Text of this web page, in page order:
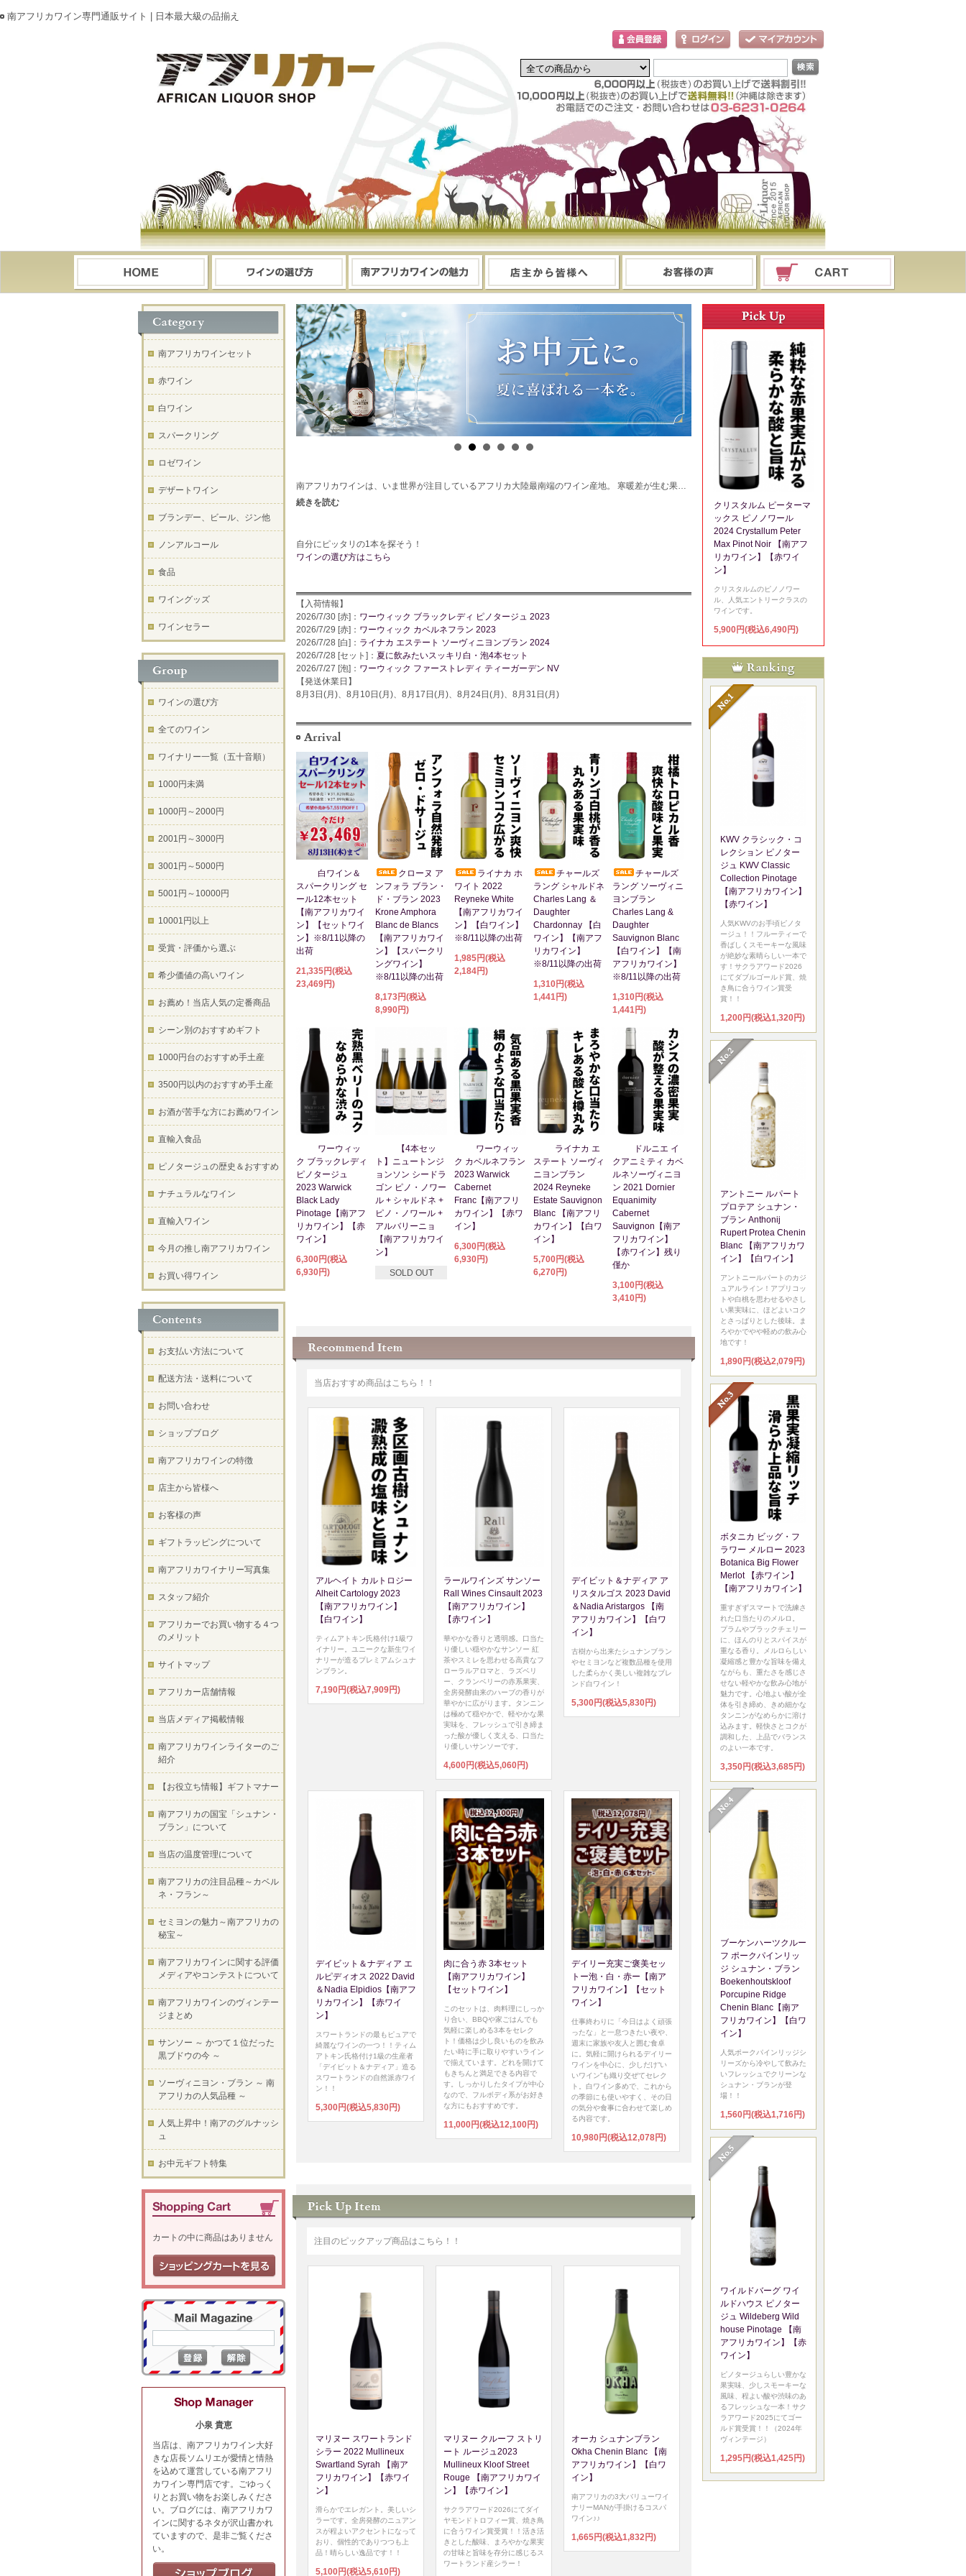
南アフリカワイン専門通販サイト | 日本最大級の品揃え
南アフリカワインは、いま世界が注目しているアフリカ大陸最南端のワイン産地。 寒暖差が生む果実
味と酸味のバランスが魅力で、フルーティーで飲みやすい味わいです！ 世界遺産の大地で育まれ、環
自分にピッタリの1本を探そう！
ワインの選び方はこちら
【入荷情報】
2026/7/30 [赤]： ワーウィック ブラックレディ ピノタージュ 2023
2026/7/29 [赤]： ワーウィック カベルネフラン 2023
2026/7/28 [白]： ライナカ エステート ソーヴィニヨンブラン 2024
2026/7/28 [セット]： 夏に飲みたいスッキリ白・泡4本セット
2026/7/27 [泡]： ワーウィック ファーストレディ ティーガーデン NV
【発送休業日】
8月3日(月)、8月10日(月)、8月17日(月)、8月24日(月)、8月31日(月)
白ワイン＆
スパークリング セ
ール12本セット
【南アフリカワイ
ン】【セットワイ
ン】※8/11以降の
出荷
21,335円(税込
23,469円)
クローヌ ア
ンフォラ ブラン・
ド・ブラン 2023
Krone Amphora
Blanc de Blancs
【南アフリカワイ
ン】【スパークリ
ングワイン】
※8/11以降の出荷
8,173円(税込
8,990円)
ライナカ ホ
ワイト 2022
Reyneke White
【南アフリカワイ
ン】【白ワイン】
※8/11以降の出荷
1,985円(税込
2,184円)
チャールズ
ラング シャルドネ
Charles Lang ＆
Daughter
Chardonnay 【白
ワイン】【南アフ
リカワイン】
※8/11以降の出荷
1,310円(税込
1,441円)
チャールズ
ラング ソーヴィニ
ヨンブラン
Charles Lang &
Daughter
Sauvignon Blanc
【白ワイン】【南
アフリカワイン】
※8/11以降の出荷
1,310円(税込
1,441円)
ワーウィッ
ク ブラックレディ
ピノタージュ
2023 Warwick
Black Lady
Pinotage【南アフ
リカワイン】【赤
ワイン】
6,300円(税込
6,930円)
【4本セッ
ト】ニュートンジ
ョンソン シードラ
ゴン ピノ・ノワー
ル + シャルドネ +
ピノ・ノワール +
アルバリーニョ
【南アフリカワイ
ン】
SOLD OUT
ワーウィッ
ク カベルネフラン
2023 Warwick
Cabernet
Franc【南アフリ
カワイン】【赤ワ
イン】
6,300円(税込
6,930円)
ライナカ エ
ステート ソーヴィ
ニヨンブラン
2024 Reyneke
Estate Sauvignon
Blanc 【南アフリ
カワイン】【白ワ
イン】
5,700円(税込
6,270円)
ドルニエ イ
クアニミティ カベ
ルネソーヴィニヨ
ン 2021 Dornier
Equanimity
Cabernet
Sauvignon【南ア
フリカワイン】
【赤ワイン】残り
僅か
3,100円(税込
3,410円)
当店おすすめ商品はこちら！！
アルヘイト カルトロジー
Alheit Cartology 2023
【南アフリカワイン】
【白ワイン】
ティムアトキン氏格付け1級ワ
イナリー。ユニークな新生ワイ
ナリーが造るプレミアムシュナ
ンブラン。
7,190円(税込7,909円)
ラールワインズ サンソー
Rall Wines Cinsault 2023
【南アフリカワイン】
【赤ワイン】
華やかな香りと透明感。口当た
り優しい穏やかなサンソー 紅
茶やスミレを思わせる高貴なフ
ローラルアロマと、ラズベリ
ー、クランベリーの赤系果実、
全房発酵由来のハーブの香りが
華やかに広がります。タンニン
は極めて穏やかで、軽やかな果
実味を、フレッシュで引き締ま
った酸が優しく支える、口当た
り優しいサンソーです。
4,600円(税込5,060円)
デイビット＆ナディア ア
リスタルゴス 2023 David
＆Nadia Aristargos 【南
アフリカワイン】【白ワ
イン】
古樹から出来たシュナンブラン
やセミヨンなど複数品種を使用
した柔らかく美しい複雑なブレ
ンド白ワイン！
5,300円(税込5,830円)
デイビット＆ナディア エ
ルピディオス 2022 David
＆Nadia Elpidios【南アフ
リカワイン】【赤ワイ
ン】
スワートランドの最もピュアで
綺麗なワインの一つ！！ティム
アトキン氏格付け1級の生産者
「デイビット＆ナディア」造る
スワートランドの自然派赤ワイ
ン！！
5,300円(税込5,830円)
肉に合う赤 3本セット
【南アフリカワイン】
【セットワイン】
このセットは、肉料理にしっか
り合い、BBQや家ごはんでも
気軽に楽しめる3本をセレク
ト！価格は少し良いものを飲み
たい時に手に取りやすいライン
で揃えています。どれを開けて
もきちんと満足できる内容で
す。しっかりしたタイプが中心
なので、フルボディ系がお好き
な方にもおすすめです。
11,000円(税込12,100円)
デイリー充実ご褒美セッ
トー泡・白・赤ー【南ア
フリカワイン】【セット
ワイン】
仕事終わりに「今日はよく頑張
ったな」と一息つきたい夜や、
週末に家族や友人と囲む食卓
に。気軽に開けられるデイリー
ワインを中心に、少しだけ“い
いワイン”も織り交ぜてセレク
ト。白ワイン多めで、これから
の季節にも使いやすく、その日
の気分や食事に合わせて楽しめ
る内容です。
10,980円(税込12,078円)
注目のピックアップ商品はこちら！！
マリヌー スワートランド
シラー 2022 Mullineux
Swartland Syrah 【南ア
フリカワイン】【赤ワイ
ン】
滑らかでエレガント。美しいシ
ラーです。全房発酵のニュアン
スが程よいアクセントになって
おり、個性的でありつつも上
品！晴らしい逸品です！！
5,100円(税込5,610円)
マリヌー クルーフ ストリ
ート ルージュ2023
Mullineux Kloof Street
Rouge 【南アフリカワイ
ン】【赤ワイン】
サクラアワード2026にてダイ
ヤモンドトロフィー賞、焼き鳥
に合うワイン賞受賞！！活き活
きとした酸味、まろやかな果実
の甘味と旨味を存分に感じるス
ワートランド産シラー！
オーカ シュナンブラン
Okha Chenin Blanc 【南
アフリカワイン】【白ワ
イン】
南アフリカの3大バリューワイ
ナリーMANが手掛けるコスパ
ワイン♪♪
1,665円(税込1,832円)
クリスタルム ピーターマ
ックス ピノノワール
2024 Crystallum Peter
Max Pinot Noir 【南アフ
リカワイン】【赤ワイ
ン】
クリスタルムのピノノワー
ル、人気エントリークラスの
ワインです。
5,900円(税込6,490円)
KWV クラシック・コ
レクション ピノター
ジュ KWV Classic
Collection Pinotage
【南アフリカワイン】
【赤ワイン】
人気KWVのお手頃ピノタ
ージュ！！フルーティーで
香ばしくスモーキーな風味
が絶妙な素晴らしい一本で
す！サクラアワード2026
にてダブルゴールド賞、焼
き鳥に合うワイン賞受
賞！！
1,200円(税込1,320円)
アントニー ルパート
プロテア シュナン・
ブラン Anthonij
Rupert Protea Chenin
Blanc 【南アフリカワ
イン】【白ワイン】
アントニールパートのカジ
ュアルライン！アプリコッ
トや白桃を思わせるやさし
い果実味に、ほどよいコク
とさっぱりとした後味。ま
ろやかでやや軽めの飲み心
地です！
1,890円(税込2,079円)
ボタニカ ビッグ・フ
ラワー メルロー 2023
Botanica Big Flower
Merlot 【赤ワイン】
【南アフリカワイン】
重すぎずスマートで洗練さ
れた口当たりのメルロ。
プラムやブラックチェリー
に、ほんのりとスパイスが
重なる香り。メルロらしい
凝縮感と豊かな旨味を備え
ながらも、重たさを感じさ
せない軽やかな飲み心地が
魅力です。心地よい酸が全
体を引き締め、きめ細かな
タンニンがなめらかに溶け
込みます。軽快さとコクが
調和した、上品でバランス
のよい一本です。
3,350円(税込3,685円)
ブーケンハーツクルー
フ ポークパインリッ
ジ シュナン・ブラン
Boekenhoutskloof
Porcupine Ridge
Chenin Blanc【南ア
フリカワイン】【白ワ
イン】
人気ポークパインリッジシ
リーズから冷やして飲みた
いフレッシュでクリーンな
シュナン・ブランが登
場！！
1,560円(税込1,716円)
ワイルドバーグ ワイ
ルドハウス ピノター
ジュ Wildeberg Wild
house Pinotage 【南
アフリカワイン】【赤
ワイン】
ピノタージュらしい豊かな
果実味、少しスモーキーな
風味、程よい酸や渋味のあ
るフレッシュな一本！サク
ラアワード2025にてゴー
ルド賞受賞！！（2024年
ヴィンテージ）
1,295円(税込1,425円)
南アフリカワインセット
赤ワイン
白ワイン
スパークリング
ロゼワイン
デザートワイン
ブランデー、ビール、ジン他
ノンアルコール
食品
ワイングッズ
ワインセラー
ワインの選び方
全てのワイン
ワイナリー一覧（五十音順）
1000円未満
1000円～2000円
2001円～3000円
3001円～5000円
5001円～10000円
10001円以上
受賞・評価から選ぶ
希少価値の高いワイン
お薦め！当店人気の定番商品
シーン別のおすすめギフト
1000円台のおすすめ手土産
3500円以内のおすすめ手土産
お酒が苦手な方にお薦めワイン
直輸入食品
ピノタージュの歴史＆おすすめ
ナチュラルなワイン
直輸入ワイン
今月の推し南アフリカワイン
お買い得ワイン
お支払い方法について
配送方法・送料について
お問い合わせ
ショップブログ
南アフリカワインの特徴
店主から皆様へ
お客様の声
ギフトラッピングについて
南アフリカワイナリー写真集
スタッフ紹介
アフリカーでお買い物する４つ
のメリット
サイトマップ
アフリカー店舗情報
当店メディア掲載情報
南アフリカワインライターのご
紹介
【お役立ち情報】ギフトマナー
南アフリカの国宝「シュナン・
ブラン」について
当店の温度管理について
南アフリカの注目品種～カベル
ネ・フラン～
セミヨンの魅力～南アフリカの
秘宝～
南アフリカワインに関する評価
メディアやコンテストについて
南アフリカワインのヴィンテー
ジまとめ
サンソー ～ かつて１位だった
黒ブドウの今 ～
ソーヴィニヨン・ブラン ～ 南
アフリカの人気品種 ～
人気上昇中！南アのグルナッシ
ュ
お中元ギフト特集
カートの中に商品はありません
小泉 貴恵
当店は、南アフリカワイン大好
きな店長ソムリエが愛情と情熱
を込めて運営している南アフリ
カワイン専門店です。ごゆっく
りとお買い物をお楽しみくださ
い。ブログには、南アフリカワ
インに関するネタが沢山書かれ
ていますので、是非ご覧くださ
い。